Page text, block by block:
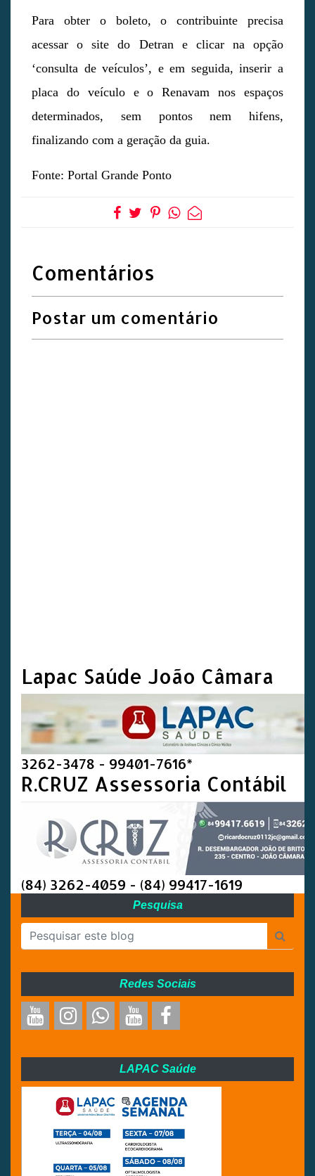
Para obter o boleto, o contribuinte precisa
acessar o site do Detran e clicar na opção
‘consulta de veículos’, e em seguida, inserir a
placa do veículo e o Renavam nos espaços
determinados, sem pontos nem hifens,
finalizando com a geração da guia.
Fonte: Portal Grande Ponto
Comentários
Postar um comentário
Lapac Saúde João Câmara
3262-3478 - 99401-7616*
R.CRUZ Assessoria Contábil
(84) 3262-4059 - (84) 99417-1619
Pesquisa
Redes Sociais
LAPAC Saúde